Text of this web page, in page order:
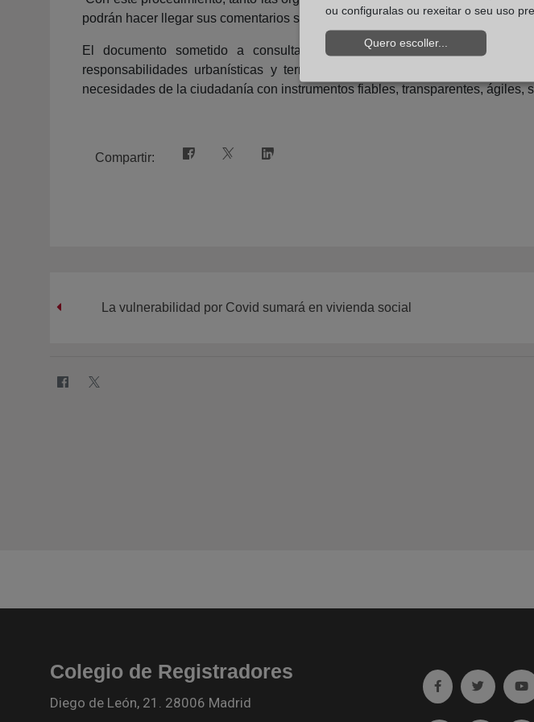
podrán hacer llegar sus comentarios sobre los textos publicados en el portal
El documento sometido a consulta pública busca atender las
responsabilidades urbanísticas y territoriales, respectivamente, recaen
necesidades de la ciudadanía con instrumentos fiables, transparentes, ágiles,
Compartir:
La vulnerabilidad por Covid sumará en vivienda social
Colegio de Registradores
Diego de León, 21. 28006 Madrid
Ir a facebook
Ir a
ou configuralas ou rexeitar o seu uso
Quero escoller...